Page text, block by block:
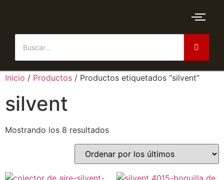
Inicio / Productos / Productos etiquetados “silvent”
silvent
Mostrando los 8 resultados